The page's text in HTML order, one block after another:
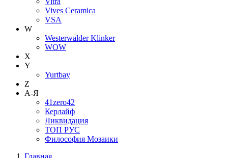
Vives Ceramica
VSA
W
Westerwalder Klinker
WOW
X
Y
Yurtbay
Z
А-Я
41zero42
Керлайф
Ликвидация
ТОП РУС
Философия Мозаики
Главная